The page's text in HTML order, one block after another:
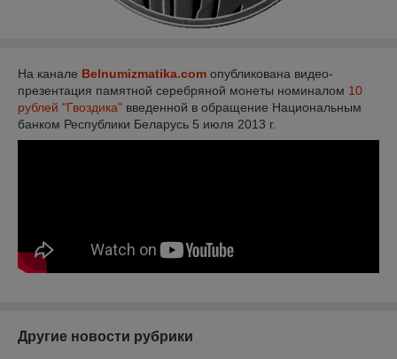
На канале Belnumizmatika.com опубликована видео-
презентация памятной серебряной монеты номиналом 10
рублей "Гвоздика" введенной в обращение Национальным
банком Республики Беларусь 5 июля 2013 г.
Другие новости рубрики